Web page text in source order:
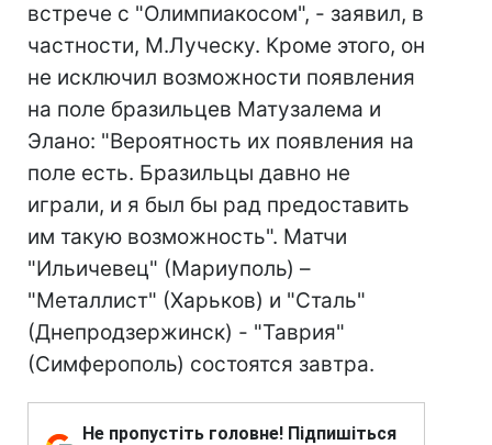
встрече с "Олимпиакосом", - заявил, в
частности, М.Луческу. Кроме этого, он
не исключил возможности появления
на поле бразильцев Матузалема и
Элано: "Вероятность их появления на
поле есть. Бразильцы давно не
играли, и я был бы рад предоставить
им такую возможность". Матчи
"Ильичевец" (Мариуполь) –
"Металлист" (Харьков) и "Сталь"
(Днепродзержинск) - "Таврия"
(Симферополь) состоятся завтра.
Не пропустіть головне! Підпишіться